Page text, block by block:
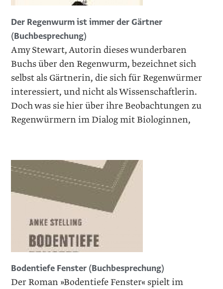
Der Regenwurm ist immer der Gärtner
(Buchbesprechung)
Amy Stewart, Autorin dieses wunderbaren
Buchs über den Regenwurm, bezeichnet sich
selbst als Gärtnerin, die sich für Regenwürmer
interessiert, und nicht als Wissenschaftlerin.
Doch was sie hier über ihre Beobachtungen zu
Regenwürmern im Dialog mit Biologinnen,
Bodentiefe Fenster (Buchbesprechung)
Der Roman »Bodentiefe Fenster« spielt im